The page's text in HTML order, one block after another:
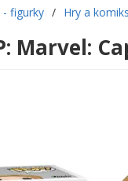
- figurky / Hry a
Marvel: